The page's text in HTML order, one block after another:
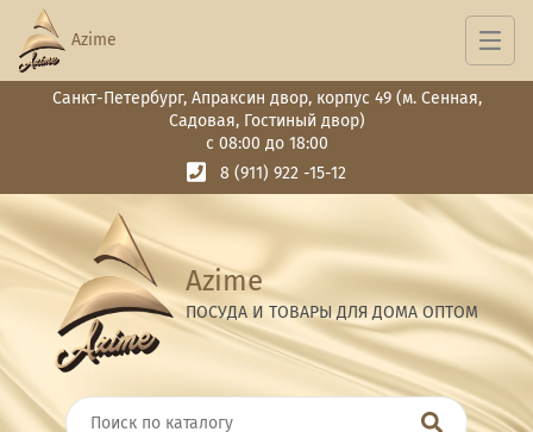
Санкт-Петербург, Апраксин двор, корпус 49 (м. Сенная,
Садовая, Гостиный двор)
с 08:00 до 18:00
8 (911) 922 -15-12
Azime
ПОСУДА И ТОВАРЫ ДЛЯ ДОМА ОПТОМ
Azime